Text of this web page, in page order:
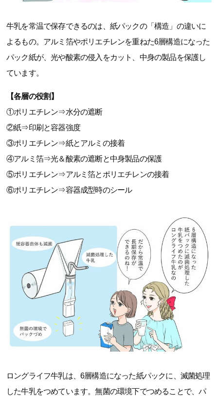
牛乳を常温で保存できるのは、紙パックの「構造」の違いに
よるもの。アルミ箔やポリエチレンを重ねた6層構造になった
パック紙が、光や酸素の侵入をカット、中身の製品を保護し
ています。
【各層の役割】
①ポリエチレン⇒水分の遮断
②紙⇒印刷と容器強度
③ポリエチレン⇒紙とアルミの接着
④アルミ箔⇒光＆酸素の遮断と中身製品の保護
⑤ポリエチレン⇒アルミ箔とポリエチレンの接着
⑥ポリエチレン⇒容器成型時のシール
ロングライフ牛乳は、6層構造になった紙パックに、滅菌処理
した牛乳をつめています。無菌の環境下でつめることで、パ